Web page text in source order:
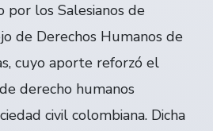
por los Salesianos de
de Derechos Humanos de
cuyo aporte reforzó el
derecho humanos
civil colombiana. Dicha